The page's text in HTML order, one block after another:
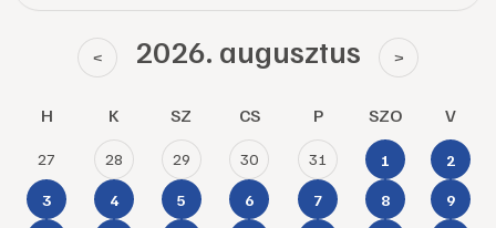
< 2026. augusztus >
H K SZ CS P SZO V
27 28 29 30 31 1 2
3 4 5 6 7 8 9